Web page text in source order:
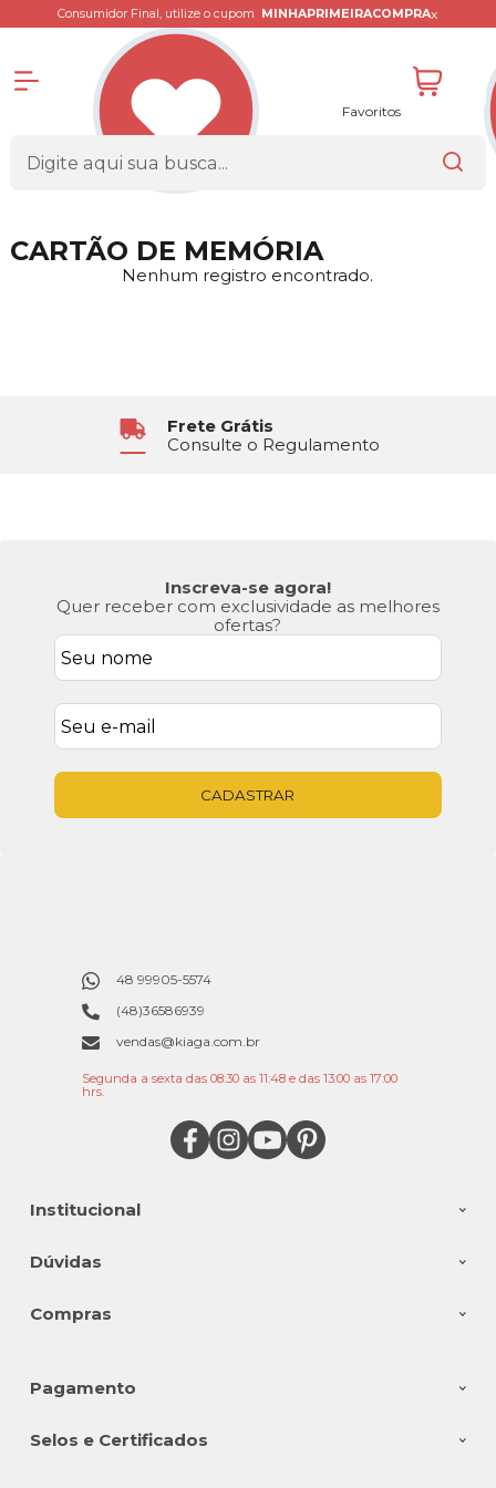
Consumidor Final, utilize o cupom MINHAPRIMEIRACOMPRAx
Favoritos
CARTÃO DE MEMÓRIA
Nenhum registro encontrado.
Frete Grátis
Consulte o Regulamento
Inscreva-se agora!
Quer receber com exclusividade as melhores
ofertas?
CADASTRAR
Institucional
Dúvidas
Compras
48 99905-5574
(48)36586939
vendas@kiaga.com.br
Segunda a sexta das 08:30 as 11:48 e das 13:00 as 17:00
hrs.
Pagamento
Selos e Certificados